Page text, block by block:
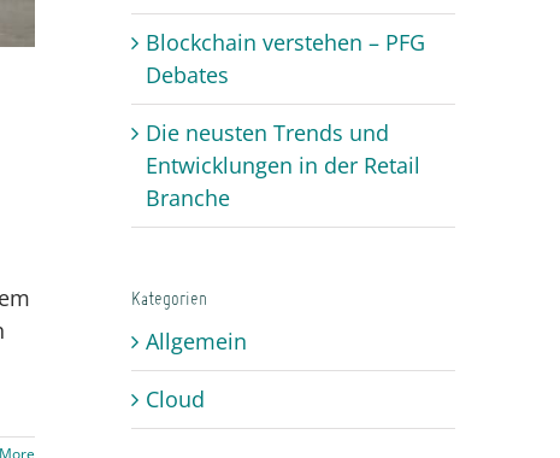
Blockchain verstehen – PFG
Debates
Die neusten Trends und
Entwicklungen in der Retail
Branche
Kategorien
Allgemein
Cloud